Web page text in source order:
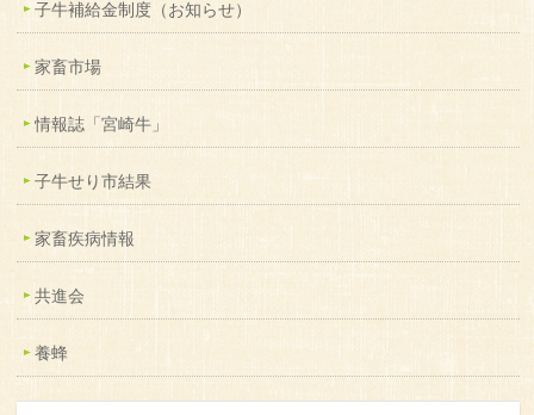
子牛補給金制度（お知らせ）
家畜市場
情報誌「宮崎牛」
子牛せり市結果
家畜疾病情報
共進会
養蜂